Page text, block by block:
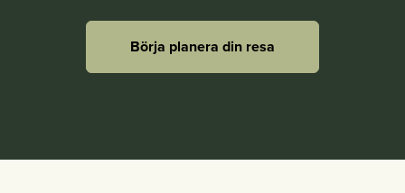
Börja planera din resa